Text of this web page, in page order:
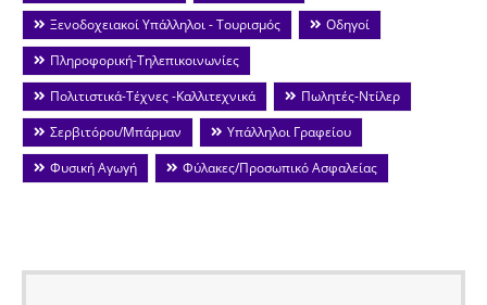
Ξενοδοχειακοί Υπάλληλοι - Τουρισμός
Οδηγοί
Πληροφορική-Τηλεπικοινωνίες
Πολιτιστικά-Τέχνες -Καλλιτεχνικά
Πωλητές-Ντίλερ
Σερβιτόροι/Μπάρμαν
Υπάλληλοι Γραφείου
Φυσική Αγωγή
Φύλακες/Προσωπικό Ασφαλείας